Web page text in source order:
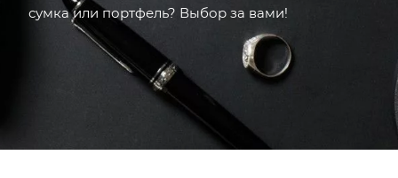
сумка или портфель? Выбор за вами!